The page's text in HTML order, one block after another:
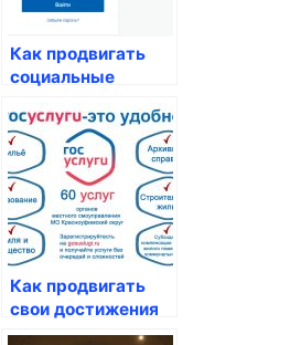
Как продвигать
социальные
услуги через
госуслуги
Как продвигать
свои достижения
через госуслуги